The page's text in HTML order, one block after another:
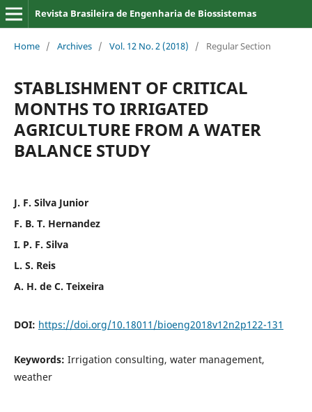
Revista Brasileira de Engenharia de Biossistemas
Home / Archives / Vol. 12 No. 2 (2018) / Regular Section
STABLISHMENT OF CRITICAL
MONTHS TO IRRIGATED
AGRICULTURE FROM A WATER
BALANCE STUDY
J. F. Silva Junior
F. B. T. Hernandez
I. P. F. Silva
L. S. Reis
A. H. de C. Teixeira
DOI: https://doi.org/10.18011/bioeng2018v12n2p122-131
Keywords: Irrigation consulting, water management,
weather